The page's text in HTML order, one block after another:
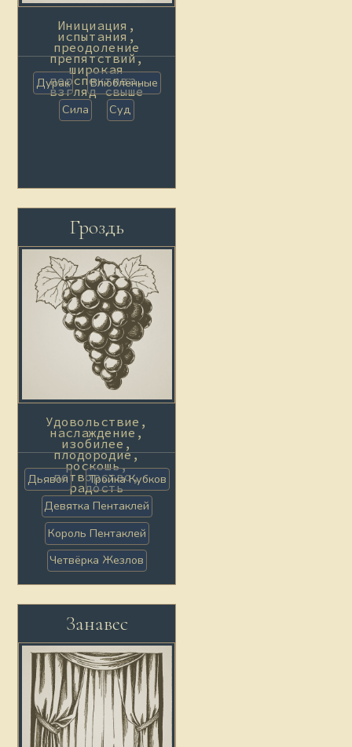
Инициация,
испытания,
преодоление
препятствий,
широкая
перспектива,
взгляд свыше
Дурак
Влюблённые
Сила
Суд
Гроздь
Удовольствие,
наслаждение,
изобилее,
плодородие,
роскошь,
потворство,
радость
Дьявол
Тройка Кубков
Девятка Пентаклей
Король Пентаклей
Четвёрка Жезлов
Занавес